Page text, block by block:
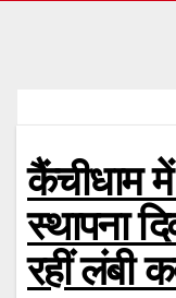
कैंचीधाम
स्थापना
रहीं लंबी